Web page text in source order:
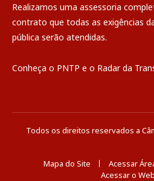
Realizamos uma assessoria
contrato que todas as exigências
pública serão atendidas.
Conheça o PNTP e o Radar da
Todos os direitos reservados a
Mapa do Site
Acessar
Acessar o